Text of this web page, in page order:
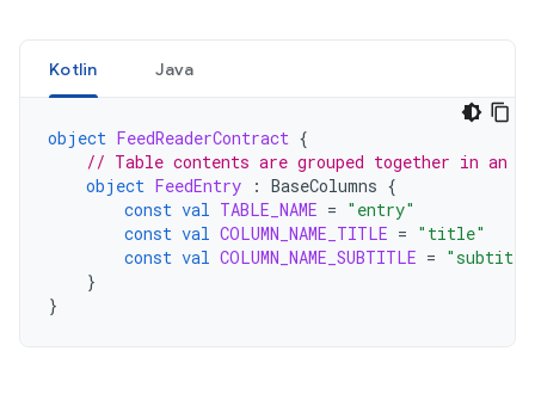
Kotlin Java
object FeedReaderContract {
// Table contents are grouped together in an
object FeedEntry : BaseColumns {
const val TABLE_NAME = "entry"
const val COLUMN_NAME_TITLE = "title"
const val COLUMN_NAME_SUBTITLE =
}
}